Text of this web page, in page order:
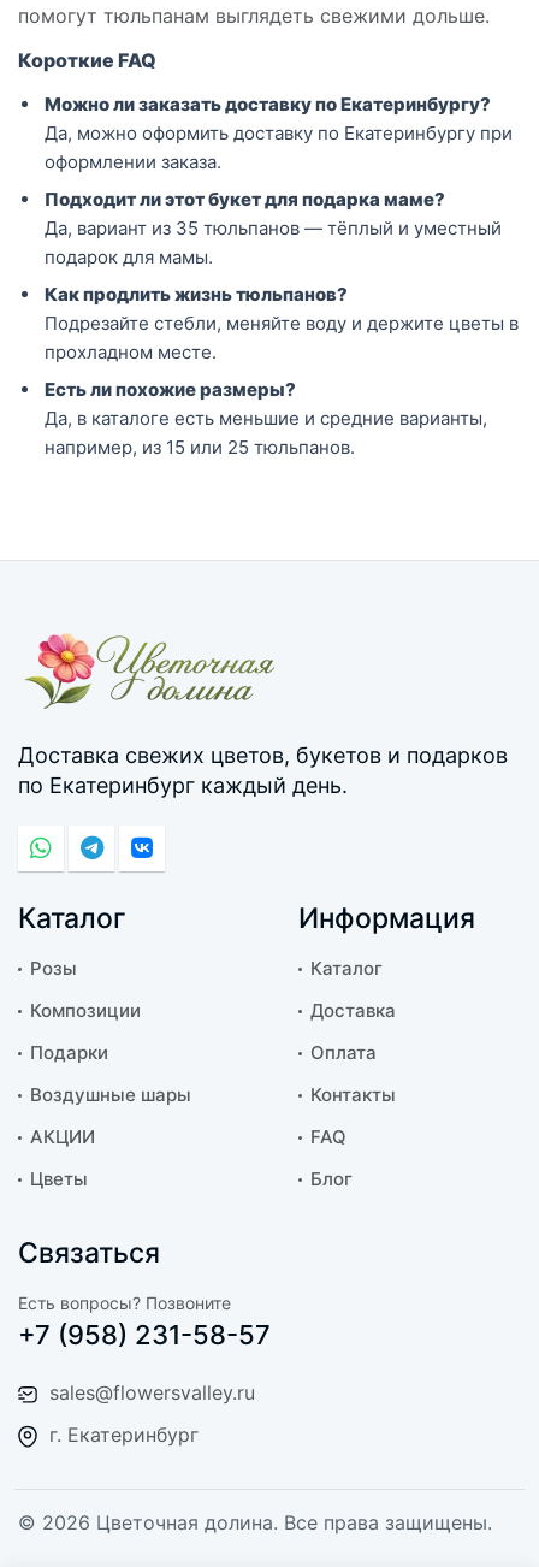
помогут тюльпанам выглядеть свежими дольше.
Короткие FAQ
Можно ли заказать доставку по Екатеринбургу?
Да, можно оформить доставку по Екатеринбургу при
оформлении заказа.
Подходит ли этот букет для подарка маме?
Да, вариант из 35 тюльпанов — тёплый и уместный
подарок для мамы.
Как продлить жизнь тюльпанов?
Подрезайте стебли, меняйте воду и держите цветы в
прохладном месте.
Есть ли похожие размеры?
Да, в каталоге есть меньшие и средние варианты,
например, из 15 или 25 тюльпанов.
Доставка свежих цветов, букетов и подарков
по Екатеринбург каждый день.
Каталог
Розы
Композиции
Подарки
Воздушные шары
АКЦИИ
Цветы
Информация
Каталог
Доставка
Оплата
Контакты
FAQ
Блог
Связаться
Есть вопросы? Позвоните
+7 (958) 231-58-57
sales@flowersvalley.ru
г. Екатеринбург
© 2026 Цветочная долина. Все права защищены.